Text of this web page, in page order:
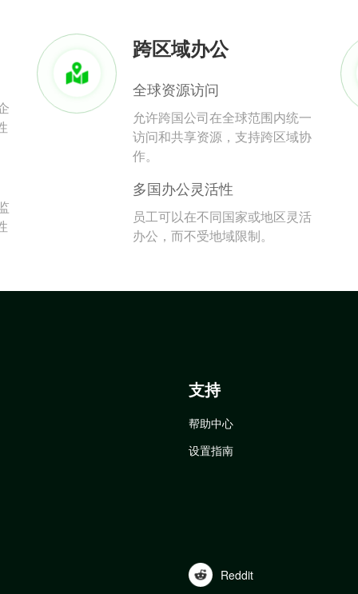
跨区域办公
全球资源访问
允许跨国公司在全球范围内统一
访问和共享资源，支持跨区域协
作。
多国办公灵活性
员工可以在不同国家或地区灵活
办公，而不受地域限制。
支持
帮助中心
设置指南
Reddit